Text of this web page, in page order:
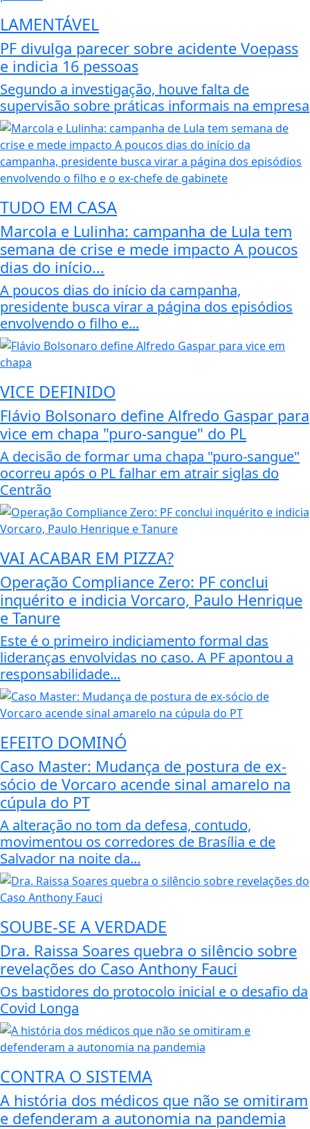
LAMENTÁVEL
PF divulga parecer sobre acidente Voepass
e indicia 16 pessoas
Segundo a investigação, houve falta de
supervisão sobre práticas informais na empresa
TUDO EM CASA
Marcola e Lulinha: campanha de Lula tem
semana de crise e mede impacto A poucos
dias do início...
A poucos dias do início da campanha,
presidente busca virar a página dos episódios
envolvendo o filho e...
VICE DEFINIDO
Flávio Bolsonaro define Alfredo Gaspar para
vice em chapa "puro-sangue" do PL
A decisão de formar uma chapa "puro-sangue"
ocorreu após o PL falhar em atrair siglas do
Centrão
VAI ACABAR EM PIZZA?
Operação Compliance Zero: PF conclui
inquérito e indicia Vorcaro, Paulo Henrique
e Tanure
Este é o primeiro indiciamento formal das
lideranças envolvidas no caso. A PF apontou a
responsabilidade...
EFEITO DOMINÓ
Caso Master: Mudança de postura de ex-
sócio de Vorcaro acende sinal amarelo na
cúpula do PT
A alteração no tom da defesa, contudo,
movimentou os corredores de Brasília e de
Salvador na noite da...
SOUBE-SE A VERDADE
Dra. Raissa Soares quebra o silêncio sobre
revelações do Caso Anthony Fauci
Os bastidores do protocolo inicial e o desafio da
Covid Longa
CONTRA O SISTEMA
A história dos médicos que não se omitiram
e defenderam a autonomia na pandemia